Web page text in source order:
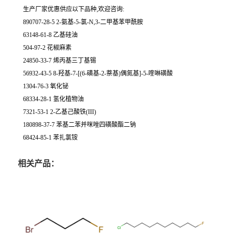
生产厂家优惠供应以下品种,欢迎咨询:
890707-28-5 2-氨基-5-氯-N,3-二甲基苯甲酰胺
63148-61-8 乙基硅油
504-97-2 花椒麻素
24850-33-7 烯丙基三丁基锡
56932-43-5 8-羟基-7-[(6-磺基-2-萘基)偶氮基]-5-喹啉磺酸
1304-76-3 氧化铋
68334-28-1 氢化植物油
7321-53-1 2-乙基己酸铁(III)
180898-37-7 苯基二苯并咪唑四磺酸酯二钠
68424-85-1 苯扎氯铵
相关产品：